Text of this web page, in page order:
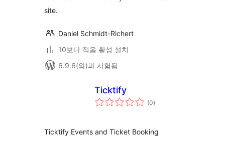
site.
Daniel Schmidt-Richert
10보다 적음 활성 설치
6.9.6(와)과 시험됨
Ticktify
(0전
체)
Ticktify Events and Ticket Booking